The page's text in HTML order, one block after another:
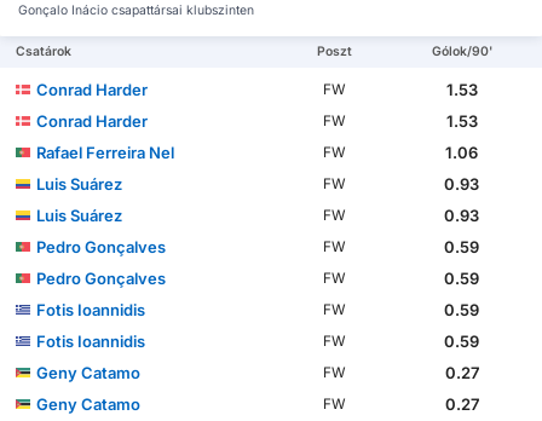
Gonçalo Inácio csapattársai klubszinten
Csatárok Poszt Gólok/90'
Conrad Harder FW
1.53
Conrad Harder
FW
1.53
Rafael Ferreira Nel
FW
1.06
Luis Suárez
FW
0.93
Luis Suárez
FW
0.93
Pedro Gonçalves
FW
0.59
Pedro Gonçalves
FW
0.59
Fotis Ioannidis
FW
0.59
Fotis Ioannidis
FW
0.59
Geny Catamo
FW
0.27
Geny Catamo
FW
0.27